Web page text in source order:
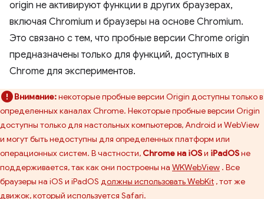
origin не активируют функции в других браузерах,
включая Chromium и браузеры на основе Chromium.
Это связано с тем, что пробные версии Chrome origin
предназначены только для функций, доступных в
Chrome для экспериментов.
Внимание:некоторые пробные версии Origin доступны только в
определенных каналах Chrome. Некоторые пробные версии Origin
доступны только для настольных компьютеров, Android и WebView
и могут быть недоступны для определенных платформ или
операционных систем. В частности, Chrome на iOSи iPadOSне
поддерживается, так как они построены на WKWebView . Все
браузеры на iOS и iPadOS должны использовать WebKit , тот же
движок, который используется Safari.